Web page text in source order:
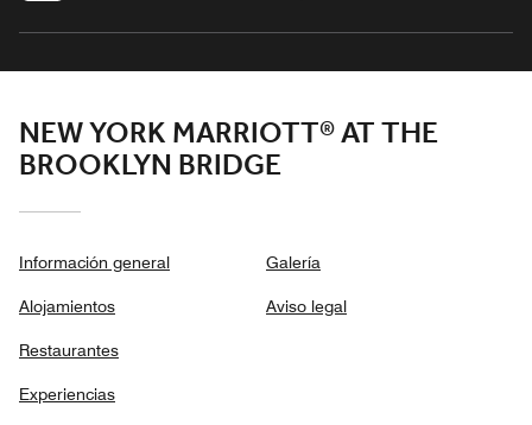
NEW YORK MARRIOTT® AT THE
BROOKLYN BRIDGE
Información general
Alojamientos
Restaurantes
Experiencias
Galería
Aviso legal